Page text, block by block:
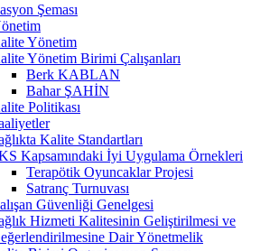
Şeması
Yönetim
Yönetim Birimi Çalışanları
Berk KABLAN
Bahar ŞAHİN
Politikası
Kalite Standartları
Kapsamındaki İyi Uygulama Örnekleri
Terapötik Oyuncaklar Projesi
Satranç Turnuvası
Güvenliği Genelgesi
Hizmeti Kalitesinin Geliştirilmesi ve
Dair Yönetmelik